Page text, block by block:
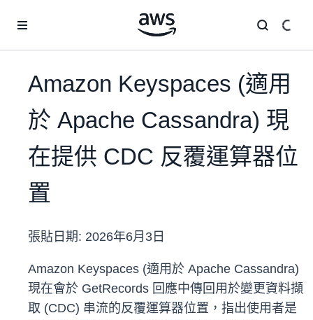
Amazon Keyspaces (適用
於 Apache Cassandra) 現
在提供 CDC 反覆運算器位
置
張貼日期: 2026年6月3日
Amazon Keyspaces (適用於 Apache Cassandra)
現在會於 GetRecords 回應中傳回用於變更資料擷
取 (CDC) 串流的反覆運算器位置，指出使用者是